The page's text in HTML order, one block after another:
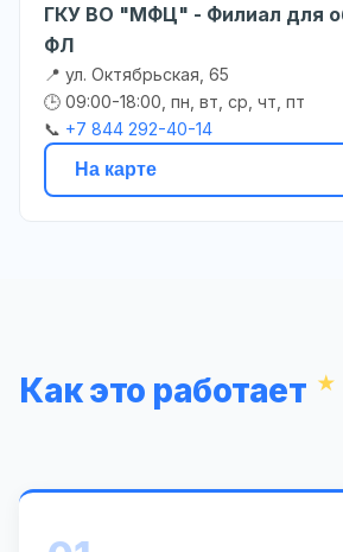
ГКУ ВО "МФЦ" - Филиал для
ФЛ
📍 ул. Октябрьская, 65
🕒 09:00-18:00, пн, вт, ср, чт, пт
📞 +7 844 292-40-14
На карте
Как это работает